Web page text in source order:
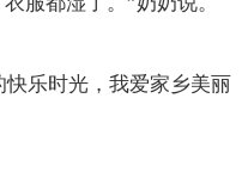
乐时光，我爱家乡美丽